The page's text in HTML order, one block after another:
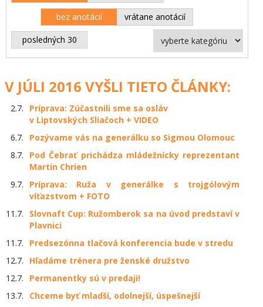
bez anotácií vrátane anotácií
posledných 30
V JÚLI 2016 VYŠLI TIETO ČLÁNKY:
2.7.
Príprava: Zúčastnili sme sa osláv
v Liptovských Sliačoch + VIDEO
6.7.
Pozývame vás na generálku so Sigmou Olomouc
8.7.
Pod Čebrať prichádza mládežnícky reprezentant
Martin Chrien
9.7.
Príprava: Ruža v generálke s trojgólovým
víťazstvom + FOTO
11.7.
Slovnaft Cup: Ružomberok sa na úvod predstaví v
Plavnici
11.7.
Predsezónna tlačová konferencia bude v stredu
12.7.
Hľadáme trénera pre ženské družstvo
12.7.
Permanentky sú v predaji!
13.7.
Chceme byť mladší, odolnejší, úspešnejší